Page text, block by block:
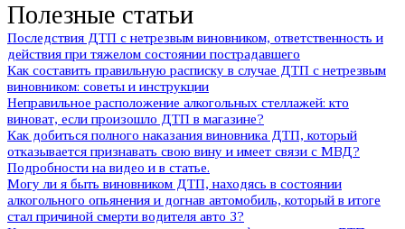
Полезные статьи
Последствия ДТП с нетрезвым виновником, ответственность и
действия при тяжелом состоянии пострадавшего
Как составить правильную расписку в случае ДТП с нетрезвым
виновником: советы и инструкции
Неправильное расположение алкогольных стеллажей: кто
виноват, если произошло ДТП в магазине?
Как добиться полного наказания виновника ДТП, который
отказывается признавать свою вину и имеет связи с МВД?
Подробности на видео и в статье.
Могу ли я быть виновником ДТП, находясь в состоянии
алкогольного опьянения и догнав автомобиль, который в итоге
стал причиной смерти водителя авто 3?